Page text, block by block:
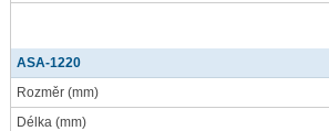
ASA-1220
Rozměr (mm)
Délka (mm)